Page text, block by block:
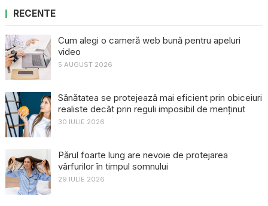
RECENTE
Cum alegi o cameră web bună pentru apeluri
video
5 AUGUST 2026
Sănătatea se protejează mai eficient prin obiceiuri
realiste decât prin reguli imposibil de menținut
30 IULIE 2026
Părul foarte lung are nevoie de protejarea
vârfurilor în timpul somnului
29 IULIE 2026